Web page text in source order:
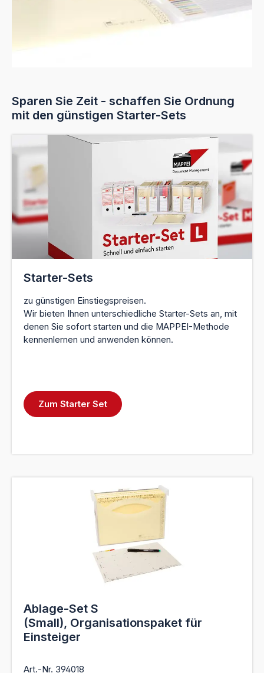
Sparen Sie Zeit - schaffen Sie Ordnung
mit den günstigen Starter-Sets
Starter-Sets
zu günstigen Einstiegspreisen.
Wir bieten Ihnen unterschiedliche Starter-Sets an, mit
denen Sie sofort starten und die MAPPEI-Methode
kennenlernen und anwenden können.
Zum Starter Set
Ablage-Set S
(Small), Organisationspaket für
Einsteiger
Art.-Nr. 394018